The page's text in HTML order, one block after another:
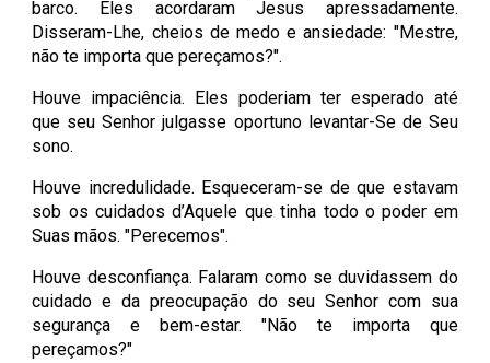
barco. Eles acordaram Jesus apressadamente.
Disseram-Lhe, cheios de medo e ansiedade: "Mestre,
não te importa que pereçamos?".
Houve impaciência. Eles poderiam ter esperado até
que seu Senhor julgasse oportuno levantar-Se de Seu
sono.
Houve incredulidade. Esqueceram-se de que estavam
sob os cuidados d’Aquele que tinha todo o poder em
Suas mãos. "Perecemos".
Houve desconfiança. Falaram como se duvidassem do
cuidado e da preocupação do seu Senhor com sua
segurança e bem-estar. "Não te importa que
pereçamos?"